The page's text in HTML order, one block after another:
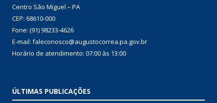
Centro São Miguel – PA
CEP: 68610-000
Fone: (91) 98233-4626
E-mail: faleconosco@augustocorrea.pa.gov.br
Horário de atendimento: 07:00 às 13:00
ÚLTIMAS PUBLICAÇÕES